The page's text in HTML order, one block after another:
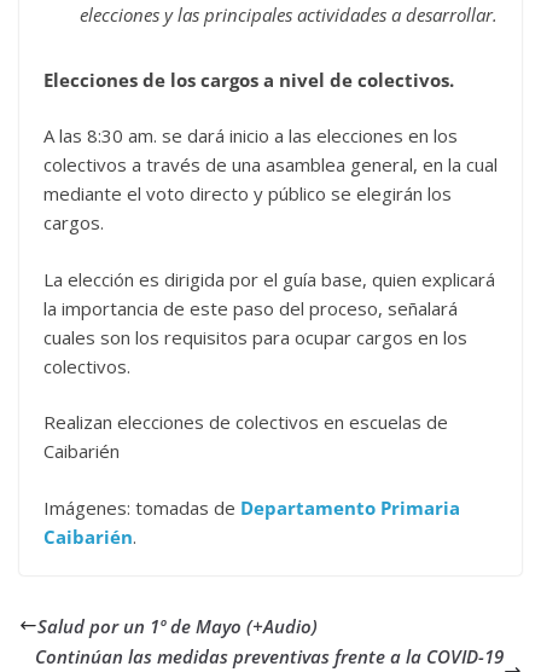
elecciones y las principales actividades a desarrollar.
Elecciones de los cargos a nivel de colectivos.
A las 8:30 am. se dará inicio a las elecciones en los
colectivos a través de una asamblea general, en la cual
mediante el voto directo y público se elegirán los
cargos.
La elección es dirigida por el guía base, quien explicará
la importancia de este paso del proceso, señalará
cuales son los requisitos para ocupar cargos en los
colectivos.
Realizan elecciones de colectivos en escuelas de
Caibarién
Imágenes: tomadas de Departamento Primaria
Caibarién.
Salud por un 1º de Mayo (+Audio)
Continúan las medidas preventivas frente a la COVID-19